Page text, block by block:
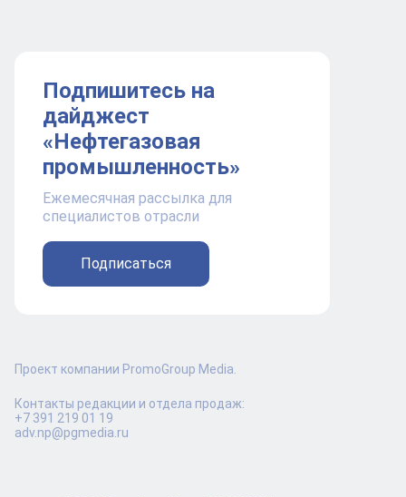
Подпишитесь на
дайджест
«Нефтегазовая
промышленность»
Ежемесячная рассылка для
специалистов отрасли
Подписаться
Проект компании PromoGroup Media.
Контакты редакции и отдела продаж:
+7 391 219 01 19
adv.np@pgmedia.ru